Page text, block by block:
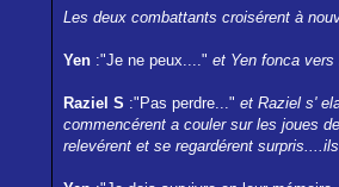
Les deux combattants croisérent à
Yen :"Je ne peux...." et Yen fonca
Raziel S :"Pas perdre..." et Raziel s'
commencérent a couler sur les joues
relevérent et se regardérent